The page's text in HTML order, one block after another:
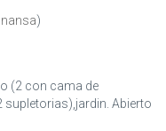
)
(2 con cama de
Abierto